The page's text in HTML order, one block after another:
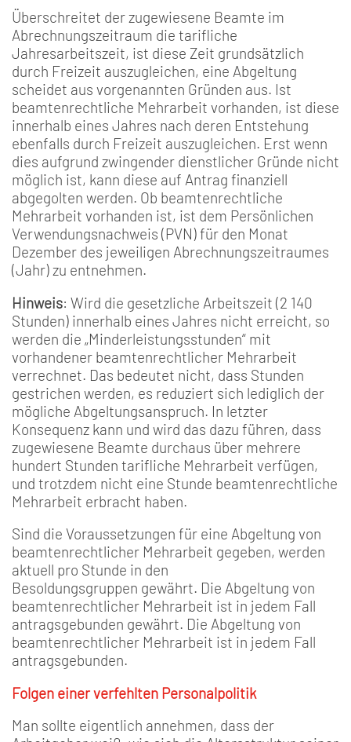
Überschreitet der zugewiesene Beamte im
Abrechnungszeitraum die tarifliche
Jahresarbeitszeit, ist diese Zeit grundsätzlich
durch Freizeit auszugleichen, eine Abgeltung
scheidet aus vorgenannten Gründen aus. Ist
beamtenrechtliche Mehrarbeit vorhanden, ist diese
innerhalb eines Jahres nach deren Entstehung
ebenfalls durch Freizeit auszugleichen. Erst wenn
dies aufgrund zwingender dienstlicher Gründe nicht
möglich ist, kann diese auf Antrag finanziell
abgegolten werden. Ob beamtenrechtliche
Mehrarbeit vorhanden ist, ist dem Persönlichen
Verwendungsnachweis (PVN) für den Monat
Dezember des jeweiligen Abrechnungszeitraumes
(Jahr) zu entnehmen.
Hinweis: Wird die gesetzliche Arbeitszeit (2 140
Stunden) innerhalb eines Jahres nicht erreicht, so
werden die „Minderleistungsstunden“ mit
vorhandener beamtenrechtlicher Mehrarbeit
verrechnet. Das bedeutet nicht, dass Stunden
gestrichen werden, es reduziert sich lediglich der
mögliche Abgeltungsanspruch. In letzter
Konsequenz kann und wird das dazu führen, dass
zugewiesene Beamte durchaus über mehrere
hundert Stunden tarifliche Mehrarbeit verfügen,
und trotzdem nicht eine Stunde beamtenrechtliche
Mehrarbeit erbracht haben.
Sind die Voraussetzungen für eine Abgeltung von
beamtenrechtlicher Mehrarbeit gegeben, werden
aktuell pro Stunde in den
Besoldungsgruppen gewährt. Die Abgeltung von
beamtenrechtlicher Mehrarbeit ist in jedem Fall
antragsgebunden gewährt. Die Abgeltung von
beamtenrechtlicher Mehrarbeit ist in jedem Fall
antragsgebunden.
Folgen einer verfehlten Personalpolitik
Man sollte eigentlich annehmen, dass der